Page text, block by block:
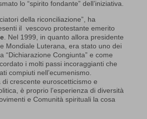
lo “spirito fondante” dell’iniziativa.
della riconciliazione”, ha
il vescovo protestante emerito
. Nel 1999, in quanto allora presidente
Mondiale Luterana, era stato uno dei
“Dichiarazione Congiunta” e come
i molti passi incoraggianti che
compiuti nell’ecumenismo.
di crescente euroscetticismo e
è proprio l’esperienza di diversità
e Comunità spirituali la cosa